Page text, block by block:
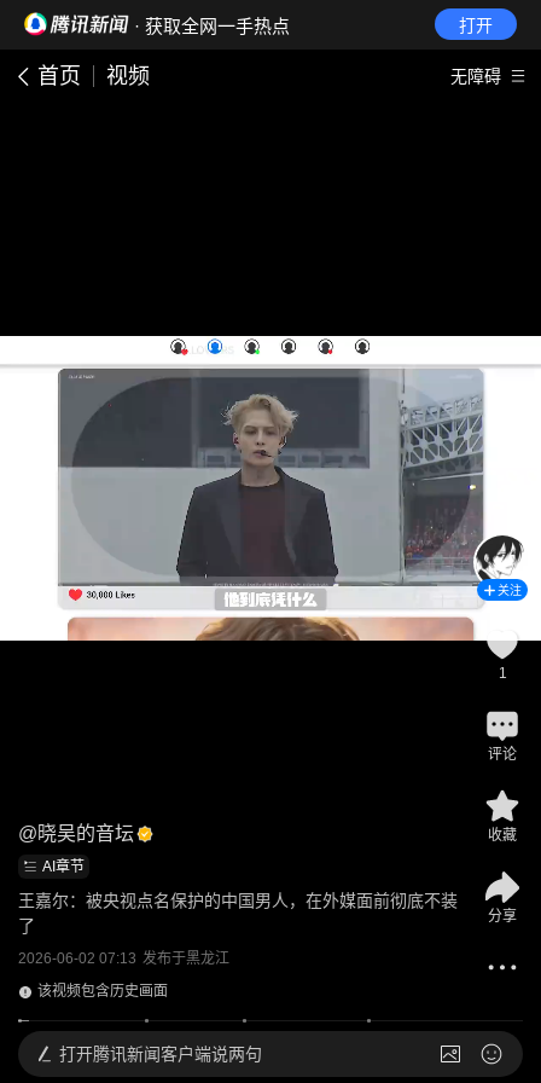
· 获取全网一手热点 打开
首页 视频 无障碍
@晓吴的音坛
AI章节
王嘉尔：被央视点名保护的中国男人，在外媒面前彻底不装
了
2026-06-02 07:13 发布于黑龙江
该视频包含历史画面
关注
1
评论
收藏
分享
打开腾讯新闻客户端说两句